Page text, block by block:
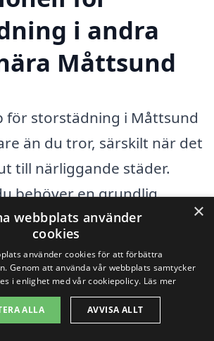
i andra
Måttsund
för storstädning i Måttsund
än du tror, särskilt när det
till närliggande städer.
behöver en grundlig
en flytt, en storstädning
eller bara vill fräscha upp
det professionella
att hjälpa dig. Genom
storstdning-pris-0nb.se
×
webbplats använder
cookies
använder cookies för att förbättra
Genom att använda vår webbplats samtycker
i enlighet med vår cookiepolicy. Läs mer
ALLA AVVISA ALLT